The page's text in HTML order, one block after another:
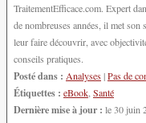
TraitementEfficace.com. Expert
de nombreuses années, il met
leur faire découvrir, avec
conseils pratiques.
Posté dans : Analyses|Pas de
Étiquettes : eBook Santé
Dernière mise à jour : le 30 juin